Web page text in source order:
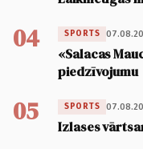
04 SPORTS
«Salacas
piedzīvojumu
05 SPORTS
Izlases